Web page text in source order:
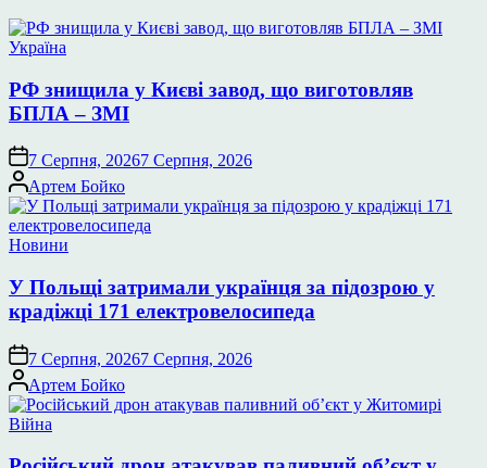
Опублікувати
Україна
РФ знищила у Києві завод, що виготовляв
БПЛА – ЗМІ
7 Серпня, 20267 Серпня, 2026
Опубліковано
Артем Бойко
Опублікувати
Новини
У Польщі затримали українця за підозрою у
крадіжці 171 електровелосипеда
7 Серпня, 20267 Серпня, 2026
Опубліковано
Артем Бойко
Опублікувати
Війна